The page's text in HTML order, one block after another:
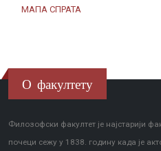
МАПА СПРАТА
О факултету
Филозофски факултет је најстарији
почеци сежу у 1838. годину када је